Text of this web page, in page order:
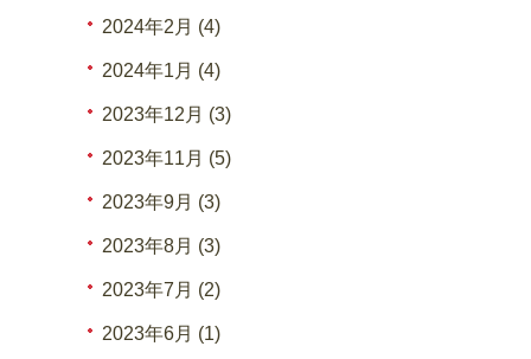
2024年2月 (4)
2024年1月 (4)
2023年12月 (3)
2023年11月 (5)
2023年9月 (3)
2023年8月 (3)
2023年7月 (2)
2023年6月 (1)